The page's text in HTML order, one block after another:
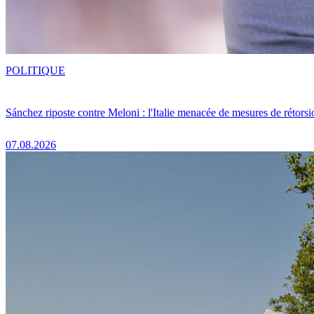
Sánchez riposte contre Meloni : l'Italie menacée de mesures de
07.08.2026
POLITIQUE